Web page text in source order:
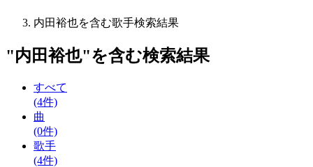
内田裕也を含む歌手検索結果
"内田裕也"を含む検索結果
すべて
(4件)
曲
(0件)
歌手
(4件)